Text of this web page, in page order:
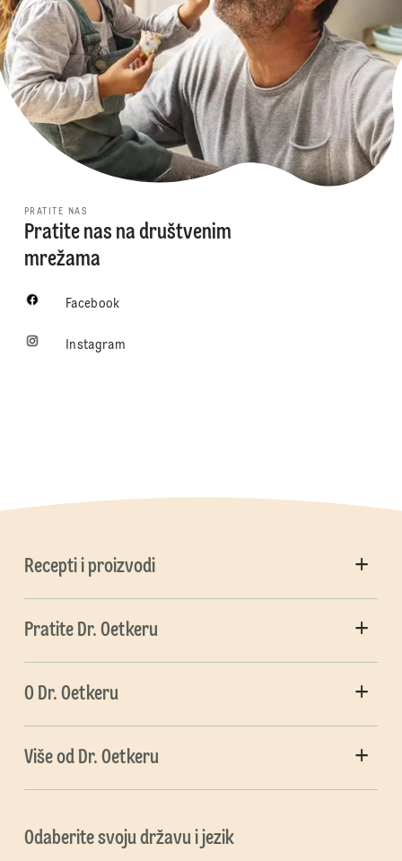
PRATITE NAS
Pratite nas na društvenim
mrežama
Facebook
Instagram
Recepti i proizvodi
Pratite Dr. Oetkeru
O Dr. Oetkeru
Više od Dr. Oetkeru
Odaberite svoju državu i jezik